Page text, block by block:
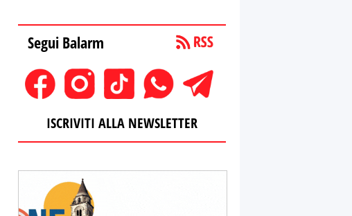
Segui Balarm
ISCRIVITI ALLA NEWSLETTER